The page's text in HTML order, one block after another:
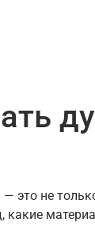
это не
какие